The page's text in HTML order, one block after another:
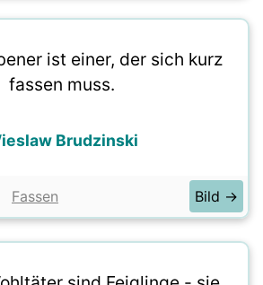
ist einer, der sich kurz
fassen muss.
Brudzinski
Fassen Bild →